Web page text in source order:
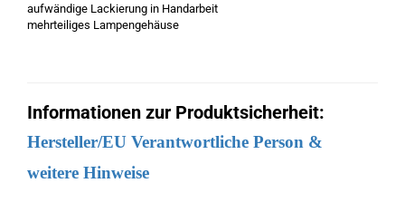
aufwändige Lackierung in Handarbeit
mehrteiliges Lampengehäuse
Informationen zur Produktsicherheit:
Hersteller/EU Verantwortliche Person &
weitere Hinweise